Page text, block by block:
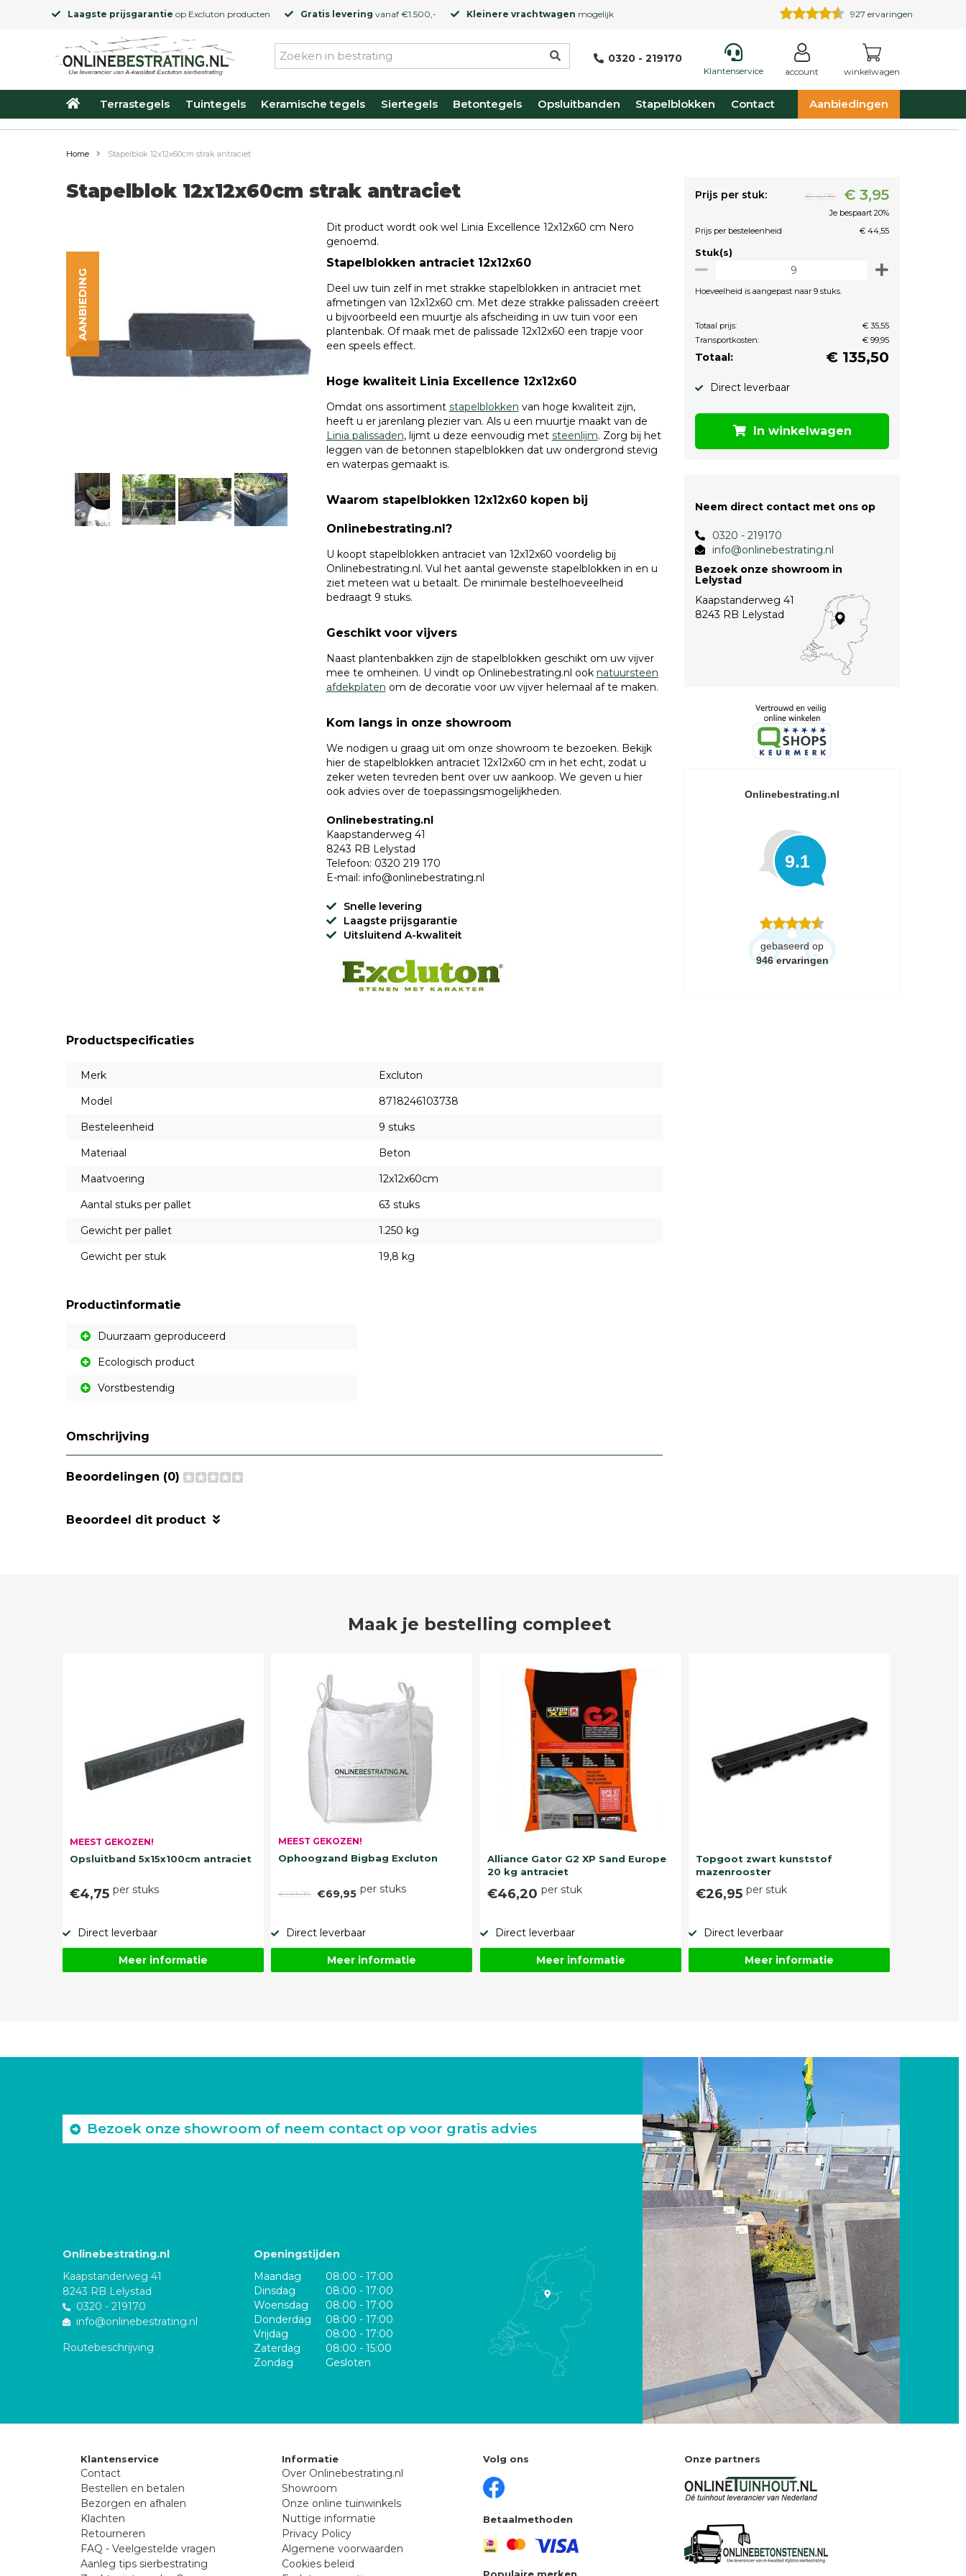
Laagste prijsgarantie op Excluton producten Gratis levering vanaf €1.500,- Kleinere vrachtwagen mogelijk 927 ervaringen
0320 - 219170
Klantenservice account winkelwagen
Terrastegels Tuintegels Keramische tegels Siertegels Betontegels Opsluitbanden Stapelblokken Contact Aanbiedingen
Home Stapelblok 12x12x60cm strak antraciet
Stapelblok 12x12x60cm strak antraciet
AANBIEDING
Dit product wordt ook wel Linia Excellence 12x12x60 cm Nero
genoemd.
Stapelblokken antraciet 12x12x60
Deel uw tuin zelf in met strakke stapelblokken in antraciet met
afmetingen van 12x12x60 cm. Met deze strakke palissaden creëert
u bijvoorbeeld een muurtje als afscheiding in uw tuin voor een
plantenbak. Of maak met de palissade 12x12x60 een trapje voor
een speels effect.
Hoge kwaliteit Linia Excellence 12x12x60
Omdat ons assortiment stapelblokken van hoge kwaliteit zijn,
heeft u er jarenlang plezier van. Als u een muurtje maakt van de
Linia palissaden, lijmt u deze eenvoudig met steenlijm. Zorg bij het
leggen van de betonnen stapelblokken dat uw ondergrond stevig
en waterpas gemaakt is.
Waarom stapelblokken 12x12x60 kopen bij
Onlinebestrating.nl?
U koopt stapelblokken antraciet van 12x12x60 voordelig bij
Onlinebestrating.nl. Vul het aantal gewenste stapelblokken in en u
ziet meteen wat u betaalt. De minimale bestelhoeveelheid
bedraagt 9 stuks.
Geschikt voor vijvers
Naast plantenbakken zijn de stapelblokken geschikt om uw vijver
mee te omheinen. U vindt op Onlinebestrating.nl ook natuursteen
afdekplaten om de decoratie voor uw vijver helemaal af te maken.
Kom langs in onze showroom
We nodigen u graag uit om onze showroom te bezoeken. Bekijk
hier de stapelblokken antraciet 12x12x60 cm in het echt, zodat u
zeker weten tevreden bent over uw aankoop. We geven u hier
ook advies over de toepassingsmogelijkheden.
Onlinebestrating.nl
Kaapstanderweg 41
8243 RB Lelystad
Telefoon: 0320 219 170
E-mail: info@onlinebestrating.nl
Snelle levering
Laagste prijsgarantie
Uitsluitend A-kwaliteit
Productspecificaties
Merk
Excluton
Model
8718246103738
Besteleenheid
9 stuks
Materiaal
Beton
Maatvoering
12x12x60cm
Aantal stuks per pallet
63 stuks
Gewicht per pallet
1.250 kg
Gewicht per stuk
19,8 kg
Productinformatie
Duurzaam geproduceerd
Ecologisch product
Vorstbestendig
Omschrijving
Beoordelingen (0)
Beoordeel dit product
Prijs per stuk: € 4,95 € 3,95
Je bespaart 20%
Prijs per besteleenheid
€ 44,55
Stuk(s)
Hoeveelheid is aangepast naar 9 stuks.
Totaal prijs:
€ 35,55
Transportkosten:
€ 99,95
Totaal: € 135,50
Direct leverbaar
In winkelwagen
Neem direct contact met ons op
0320 - 219170
info@onlinebestrating.nl
Bezoek onze showroom in
Lelystad
Kaapstanderweg 41
8243 RB Lelystad
Onlinebestrating.nl
9.1
gebaseerd op
946 ervaringen
Maak je bestelling compleet
MEEST GEKOZEN!
Opsluitband 5x15x100cm antraciet
€4,75 per stuks
Direct leverbaar
Meer informatie
MEEST GEKOZEN!
Ophoogzand Bigbag Excluton
€89,95 €69,95 per stuks
Direct leverbaar
Meer informatie
Alliance Gator G2 XP Sand Europe
20 kg antraciet
€46,20 per stuk
Direct leverbaar
Meer informatie
Topgoot zwart kunststof
mazenrooster
€26,95 per stuk
Direct leverbaar
Meer informatie
Bezoek onze showroom of neem contact op voor gratis advies
Onlinebestrating.nl
Kaapstanderweg 41
8243 RB Lelystad
0320 - 219170
info@onlinebestrating.nl
Routebeschrijving
Openingstijden
Maandag
08:00 - 17:00
Dinsdag
08:00 - 17:00
Woensdag
08:00 - 17:00
Donderdag
08:00 - 17:00
Vrijdag
08:00 - 17:00
Zaterdag
08:00 - 15:00
Zondag
Gesloten
Klantenservice
Contact
Bestellen en betalen
Bezorgen en afhalen
Klachten
Retourneren
FAQ - Veelgestelde vragen
Aanleg tips sierbestrating
Informatie
Over Onlinebestrating.nl
Showroom
Onze online tuinwinkels
Nuttige informatie
Privacy Policy
Algemene voorwaarden
Cookies beleid
Volg ons
Betaalmethoden
Populaire merken
Onze partners